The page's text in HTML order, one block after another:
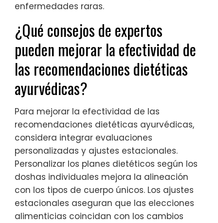
enfermedades raras.
¿Qué consejos de expertos
pueden mejorar la efectividad de
las recomendaciones dietéticas
ayurvédicas?
Para mejorar la efectividad de las
recomendaciones dietéticas ayurvédicas,
considera integrar evaluaciones
personalizadas y ajustes estacionales.
Personalizar los planes dietéticos según los
doshas individuales mejora la alineación
con los tipos de cuerpo únicos. Los ajustes
estacionales aseguran que las elecciones
alimenticias coincidan con los cambios